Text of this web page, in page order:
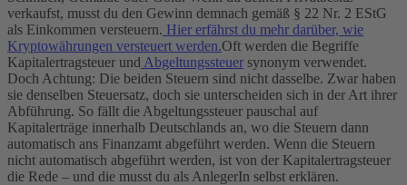
verkaufst, musst du den Gewinn demnach gemäß § 22 Nr. 2 EStG
als Einkommen versteuern. Hier erfährst du mehr darüber, wie
Kryptowährungen versteuert werden.Oft werden die Begriffe
Kapitalertragsteuer und Abgeltungssteuer synonym verwendet.
Doch Achtung: Die beiden Steuern sind nicht dasselbe. Zwar haben
sie denselben Steuersatz, doch sie unterscheiden sich in der Art ihrer
Abführung. So fällt die Abgeltungssteuer pauschal auf
Kapitalerträge innerhalb Deutschlands an, wo die Steuern dann
automatisch ans Finanzamt abgeführt werden. Wenn die Steuern
nicht automatisch abgeführt werden, ist von der Kapitalertragsteuer
die Rede – und die musst du als AnlegerIn selbst erklären.